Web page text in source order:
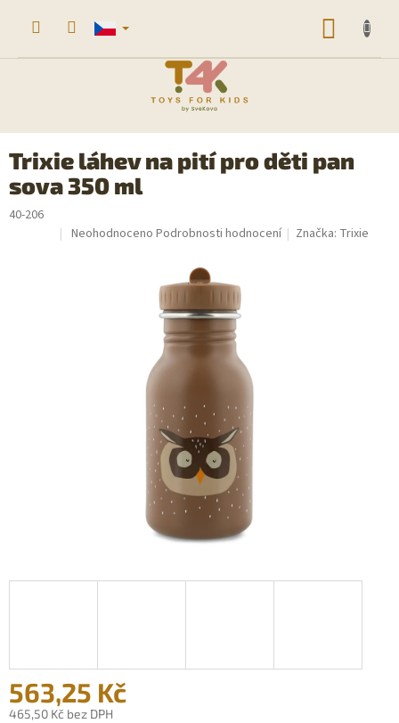
Trixie láhev na pití pro děti pan
sova 350 ml
40-206
Průměrné
Neohodnoceno Podrobnosti hodnocení Značka: Trixie
563,25 Kč
465,50 Kč bez DPH